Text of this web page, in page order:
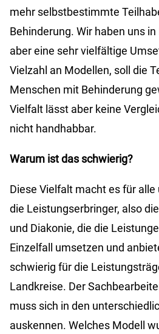
mehr selbstbestimmte
Behinderung. Wir haben uns
aber eine sehr vielfältige
Vielzahl an Modellen, soll die
Menschen mit Behinderung
Vielfalt lässt aber keine
nicht handhabbar.
Warum ist das schwierig?
Diese Vielfalt macht es für
die Leistungserbringer, also
und Diakonie, die die
Einzelfall umsetzen und
schwierig für die
Landkreise. Der
muss sich in den
auskennen. Welches Modell